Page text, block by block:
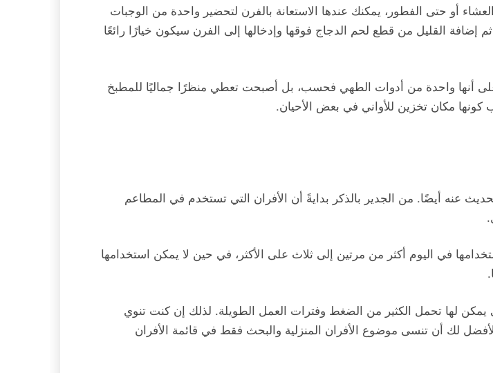
أو حتى الفطور، يمكنك عندها الاستعانة بالفرن لتحضير واحدة من الوجبات
القليل من قطع لحم الدجاج فوقها وإدخالها إلى الفرن سيكون خيارًا رائعًا
أنها واحدة من أدوات الطهي فحسب، بل أصبحت تعطي منظرًا جماليًا للمطبخ
كونها مكان تخزين للأواني في بعض الأحيان.
عنه أيضًا. من الجدير بالذكر بدايةً أن الأفران التي تستخدم في المطاعم
في اليوم أكثر من مرتين إلى ثلاث على الأكثر، في حين لا يمكن استخدامها
يمكن لها تحمل الكثير من الضغط وفترات العمل الطويلة. لذلك إن كنت تنوي
لك أن تنسى موضوع الأفران المنزلية والبحث فقط في قائمة الأفران